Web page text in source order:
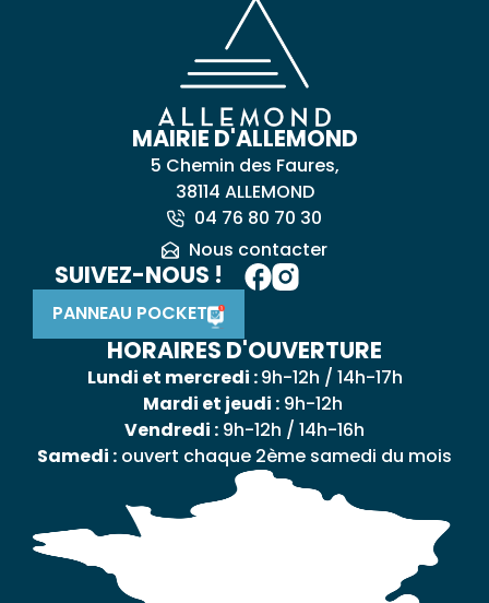
MAIRIE D'ALLEMOND
5 Chemin des Faures,
38114 ALLEMOND
04 76 80 70 30
Nous contacter
SUIVEZ-NOUS !
PANNEAU POCKET
HORAIRES D'OUVERTURE
Lundi et mercredi :9h-12h / 14h-17h
Mardi et jeudi :9h-12h
Vendredi : 9h-12h / 14h-16h
Samedi : ouvert chaque 2ème samedi du mois